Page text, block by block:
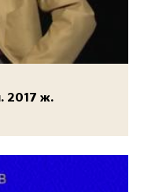
2017 ж.